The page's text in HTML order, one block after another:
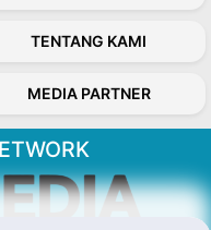
TENTANG KAMI
MEDIA PARTNER